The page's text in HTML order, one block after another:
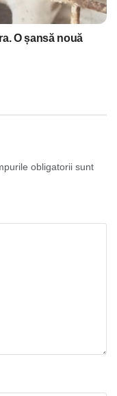
O șansă nouă
obligatorii sunt